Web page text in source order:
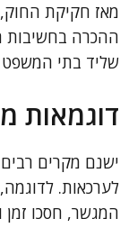
מאז חקיקת
ההכרה בחשיבות
שליד בתי המשפט
דוגמאות
ישנם מקרים
לערכאות.
המגשר, חסכו